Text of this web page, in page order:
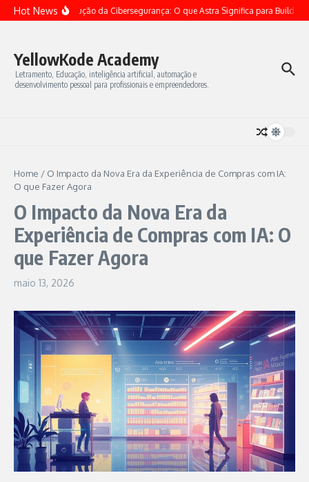
Ir para o conteúdo
Hot NewsA Revolução da Cibersegurança: O que Astra Significa para Builders
YellowKode Academy
Letramento, Educação, inteligência artificial, automação e
desenvolvimento pessoal para profissionais e empreendedores.
Home / O Impacto da Nova Era da Experiência de Compras com IA:
O que Fazer Agora
O Impacto da Nova Era da
Experiência de Compras com IA: O
que Fazer Agora
maio 13, 2026